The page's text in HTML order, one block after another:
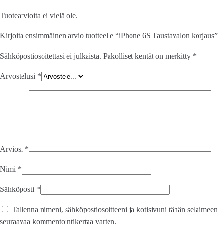
Tuotearvioita ei vielä ole.
Kirjoita ensimmäinen arvio tuotteelle “iPhone 6S Taustavalon korjaus”
Sähköpostiosoitettasi ei julkaista. Pakolliset kentät on merkitty *
Arvostelusi *
Arviosi *
Nimi *
Sähköposti *
Tallenna nimeni, sähköpostiosoitteeni ja kotisivuni tähän selaimeen
seuraavaa kommentointikertaa varten.